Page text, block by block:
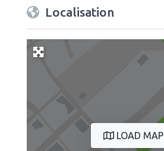
Localisation
LOAD MAP